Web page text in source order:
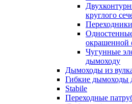
круглого
окрашенной
Чугунные
дымоходу
Дымоходы из
Гибкие дымоходы
Stabile
Переходные